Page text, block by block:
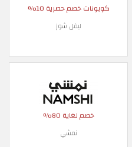
كوبونات خصم حصرية 10%
ليفل شوز
خصم لغاية 80%
نمشي